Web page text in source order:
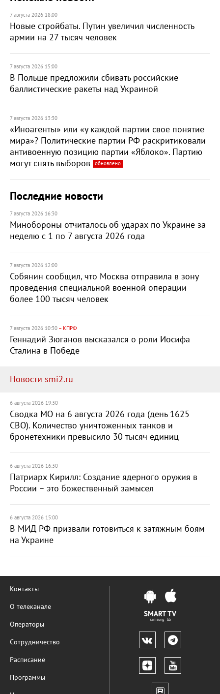
7 августа 2026 18:00
Новые стройбаты. Путин увеличил численность
армии на 27 тысяч человек
7 августа 2026 15:00
В Польше предложили сбивать российские
баллистические ракеты над Украиной
7 августа 2026 13:30
«Иноагенты» или «у каждой партии свое понятие
мира»? Политические партии РФ раскритиковали
антивоенную позицию партии «Яблоко». Партию
могут снять выборов
обновлено
Последние новости
7 августа 2026 16:30
Минобороны отчиталось об ударах по Украине за
неделю с 1 по 7 августа 2026 года
7 августа 2026 12:00
Собянин сообщил, что Москва отправила в зону
проведения специальной военной операции
более 100 тысяч человек
7 августа 2026 10:30 – КПРФ
Геннадий Зюганов высказался о роли Иосифа
Сталина в Победе
Новости smi2.ru
6 августа 2026 19:30
Сводка МО на 6 августа 2026 года (день 1625
СВО). Количество уничтоженных танков и
бронетехники превысило 30 тысяч единиц
6 августа 2026 16:30
Патриарх Кирилл: Создание ядерного оружия в
России – это божественный замысел
6 августа 2026 15:00
В МИД РФ призвали готовиться к затяжным боям
на Украине
Контакты
О телеканале
Операторы
Сотрудничество
Расписание
Программы
SMART TV
samsung LG